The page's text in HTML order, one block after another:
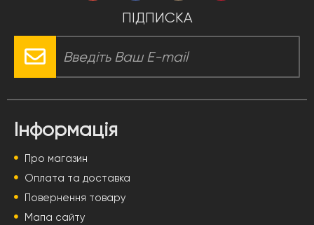
ПІДПИСКА
Інформація
Про магазин
Оплата та доставка
Повернення товару
Мапа сайту